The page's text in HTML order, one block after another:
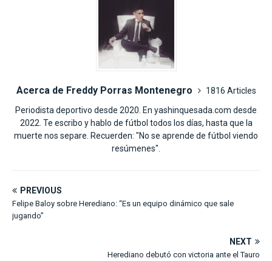
Acerca de Freddy Porras Montenegro
1816 Articles
Periodista deportivo desde 2020. En yashinquesada.com desde
2022. Te escribo y hablo de fútbol todos los días, hasta que la
muerte nos separe. Recuerden: "No se aprende de fútbol viendo
resúmenes".
PREVIOUS
Felipe Baloy sobre Herediano: “Es un equipo dinámico que sale
jugando”
NEXT
Herediano debutó con victoria ante el Tauro